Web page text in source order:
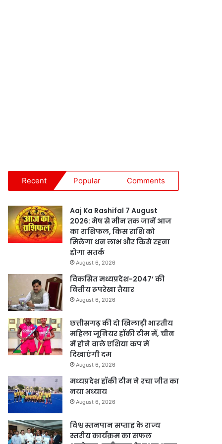
Recent Popular Comments
Aaj Ka Rashifal 7 August
2026: मेष से मीन तक जानें आज
का राशिफल, किस राशि को
मिलेगा धन लाभ और किसे रहना
होगा सतर्क
August 6, 2026
विकसित मध्यप्रदेश-2047’ की
वित्तीय रूपरेखा तैयार
August 6, 2026
छत्तीसगढ़ की दो खिलाड़ी भारतीय
महिला जूनियर हॉकी टीम में, चीन
में होने वाले एशिया कप में
दिखाएंगी दम
August 6, 2026
मध्यप्रदेश हॉकी टीम ने रचा जीत का
नया अध्याय
August 6, 2026
विश्व स्तनपान सप्ताह के राज्य
स्तरीय कार्यक्रम का सफल